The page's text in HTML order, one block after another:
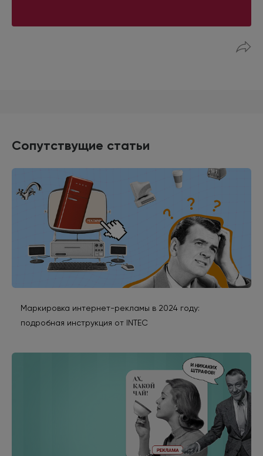
Сопутствущие статьи
Маркировка интернет-рекламы в 2024 году:
подробная инструкция от INTEC